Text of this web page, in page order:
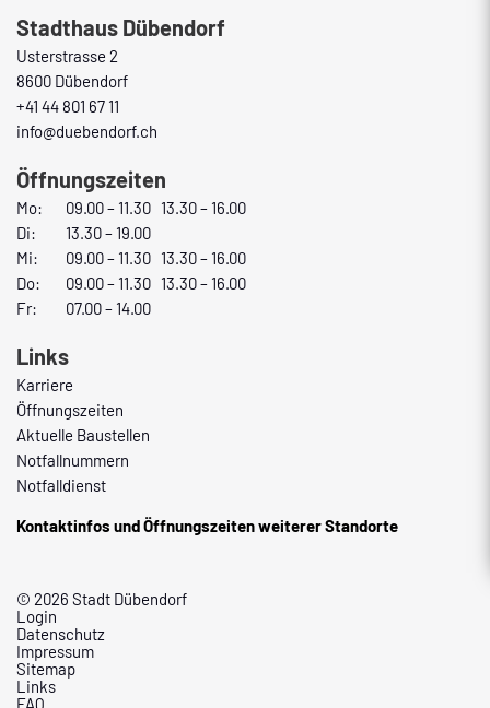
Stadthaus Dübendorf
Usterstrasse 2
8600 Dübendorf
+41 44 801 67 11
info@duebendorf.ch
Öffnungszeiten
Mo:
09.00 – 11.30 13.30 – 16.00
Di:
13.30 – 19.00
Mi:
09.00 – 11.30 13.30 – 16.00
Do:
09.00 – 11.30 13.30 – 16.00
Fr:
07.00 – 14.00
Links
Karriere
Öffnungszeiten
Aktuelle Baustellen
Notfallnummern
Notfalldienst
Kontaktinfos und Öffnungszeiten weiterer Standorte
© 2026 Stadt Dübendorf
Login
Datenschutz
Impressum
Sitemap
Links
FAQ